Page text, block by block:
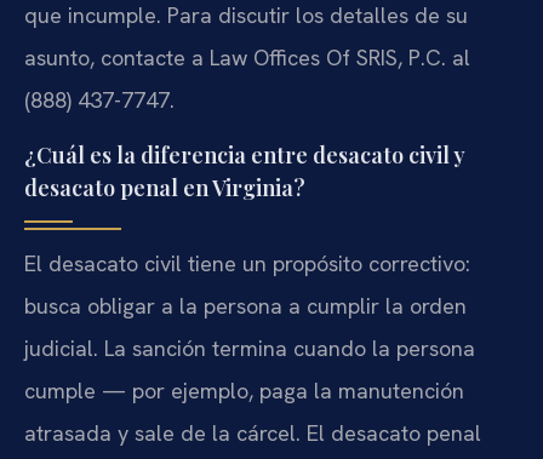
que incumple. Para discutir los detalles de su
asunto, contacte a Law Offices Of SRIS, P.C. al
(888) 437-7747.
¿Cuál es la diferencia entre desacato civil y
desacato penal en Virginia?
El desacato civil tiene un propósito correctivo:
busca obligar a la persona a cumplir la orden
judicial. La sanción termina cuando la persona
cumple — por ejemplo, paga la manutención
atrasada y sale de la cárcel. El desacato penal